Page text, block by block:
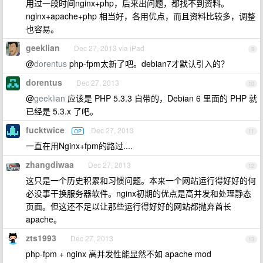
用过一段时间nginx+php，后来出问题，都找不到资料。
nginx+apache+php 相当好，各用优点，而且资料比较多，调整
也容易。
9
geeklian Dec 27, 2013 via iPad
@dorentus php-fpm太新了吧。debian7才默认引入的？
10
dorentus Dec 27, 2013
@geeklian 应该是 PHP 5.3.3 自带的，Debian 6 里面的 PHP 就
已经是 5.3.x 了吧。
11
fucktwice OP Dec 27, 2013
一直在用Nginx+fpm的路过....
12
zhangdiwaa Dec 27, 2013
这只是一个历史积累和习惯问题。本来一个网站运行得好好的何
必没事干换服务器软件。nginx初期的优点是高并发和处理静态
页面。但这还不足以让那些运行得好好的网站都抛弃酋长
apache。
13
zts1993 Dec 27, 2013
php-fpm + nginx 高并发性能显然不如 apache mod